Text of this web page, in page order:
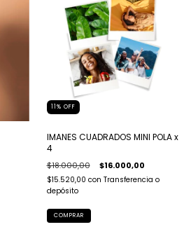
11% OFF
IMANES CUADRADOS MINI POLA x
4
$18.000,00 $16.000,00
$15.520,00 con Transferencia o
depósito